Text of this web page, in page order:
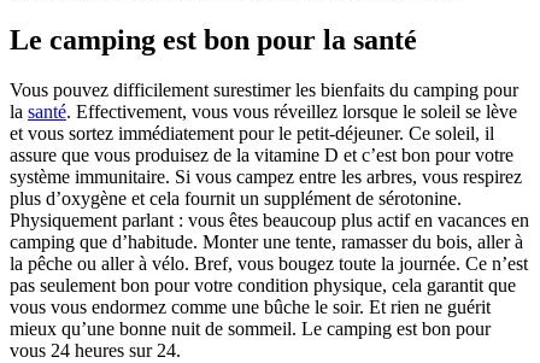
Le camping est bon pour la santé
Vous pouvez difficilement surestimer les bienfaits du camping pour
la santé. Effectivement, vous vous réveillez lorsque le soleil se lève
et vous sortez immédiatement pour le petit-déjeuner. Ce soleil, il
assure que vous produisez de la vitamine D et c’est bon pour votre
système immunitaire. Si vous campez entre les arbres, vous respirez
plus d’oxygène et cela fournit un supplément de sérotonine.
Physiquement parlant : vous êtes beaucoup plus actif en vacances en
camping que d’habitude. Monter une tente, ramasser du bois, aller à
la pêche ou aller à vélo. Bref, vous bougez toute la journée. Ce n’est
pas seulement bon pour votre condition physique, cela garantit que
vous vous endormez comme une bûche le soir. Et rien ne guérit
mieux qu’une bonne nuit de sommeil. Le camping est bon pour
vous 24 heures sur 24.